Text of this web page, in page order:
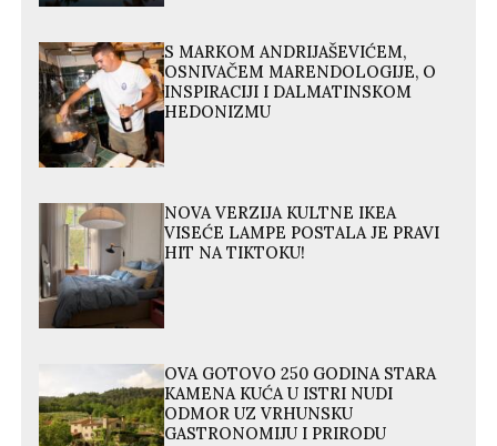
S MARKOM ANDRIJAŠEVIĆEM,
OSNIVAČEM MARENDOLOGIJE, O
INSPIRACIJI I DALMATINSKOM
HEDONIZMU
NOVA VERZIJA KULTNE IKEA
VISEĆE LAMPE POSTALA JE PRAVI
HIT NA TIKTOKU!
OVA GOTOVO 250 GODINA STARA
KAMENA KUĆA U ISTRI NUDI
ODMOR UZ VRHUNSKU
GASTRONOMIJU I PRIRODU